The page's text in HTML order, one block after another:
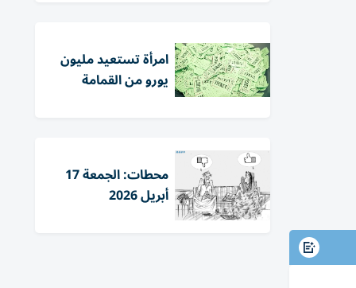
امرأة تستعيد مليون
يورو من القمامة
محطات: الجمعة 17
أبريل 2026